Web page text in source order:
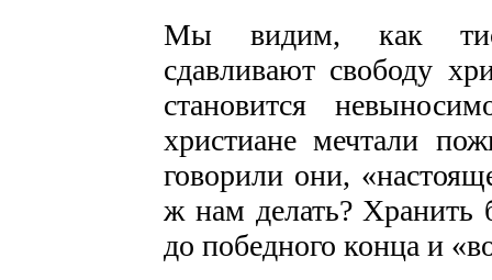
Мы видим, как
сдавливают свободу
становится
христиане мечтали
говорили они,
ж нам делать? Хранить
до победного конца и